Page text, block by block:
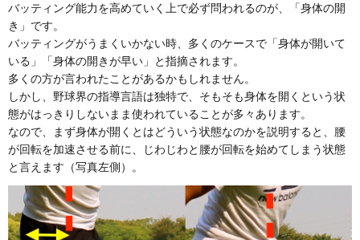
バッティング能力を高めていく上で必ず問われるのが、「身体の開
き」です。
バッティングがうまくいかない時、多くのケースで「身体が開いて
いる」「身体の開きが早い」と指摘されます。
多くの方が言われたことがあるかもしれません。
しかし、野球界の指導言語は独特で、そもそも身体を開くという状
態がはっきりしないまま使われていることが多々あります。
なので、まず身体が開くとはどういう状態なのかを説明すると、腰
が回転を加速させる前に、じわじわと腰が回転を始めてしまう状態
と言えます（写真左側）。